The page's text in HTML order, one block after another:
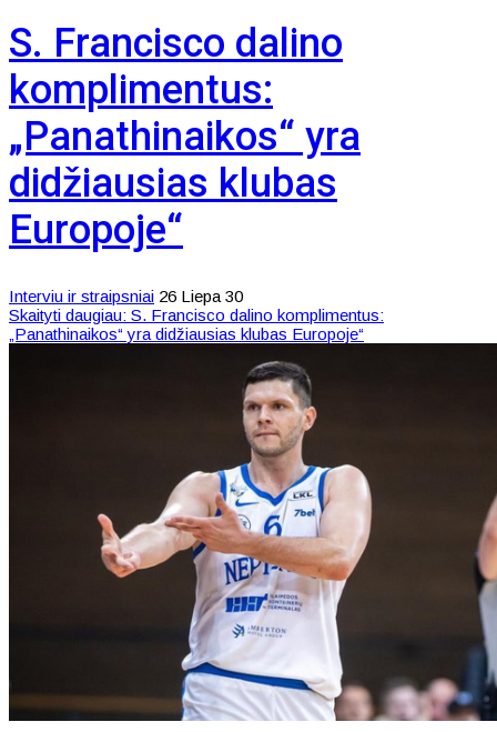
S. Francisco dalino
komplimentus:
„Panathinaikos“ yra
didžiausias klubas
Europoje“
Interviu ir straipsniai 26 Liepa 30
Skaityti daugiau: S. Francisco dalino komplimentus:
„Panathinaikos“ yra didžiausias klubas Europoje“